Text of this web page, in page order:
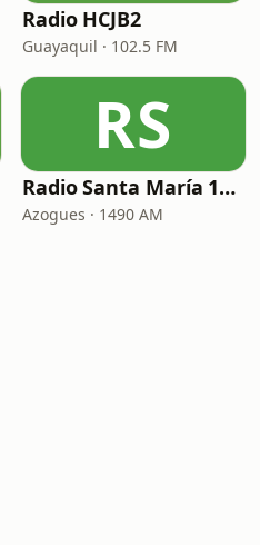
Radio HCJB2
Guayaquil · 102.5 FM
RS
Radio Santa María 1490 AM
Azogues · 1490 AM